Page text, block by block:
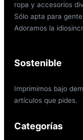
ropa y accesorios
Sólo apta para
Adoramos la
Sostenible
Imprimimos bajo
artículos que pides.
Categorías